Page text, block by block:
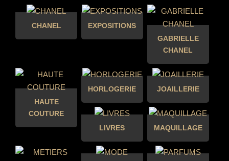
CHANEL
EXPOSITIONS
GABRIELLE
CHANEL
HAUTE
COUTURE
HORLOGERIE JOAILLERIE
LIVRES MAQUILLAGE